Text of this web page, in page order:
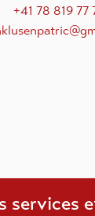
+41 78 819 77
services